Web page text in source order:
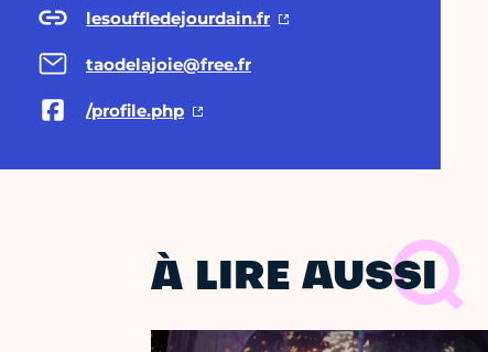
lesouffledejourdain.fr
taodelajoie@free.fr
/profile.php
À LIRE AUSSI